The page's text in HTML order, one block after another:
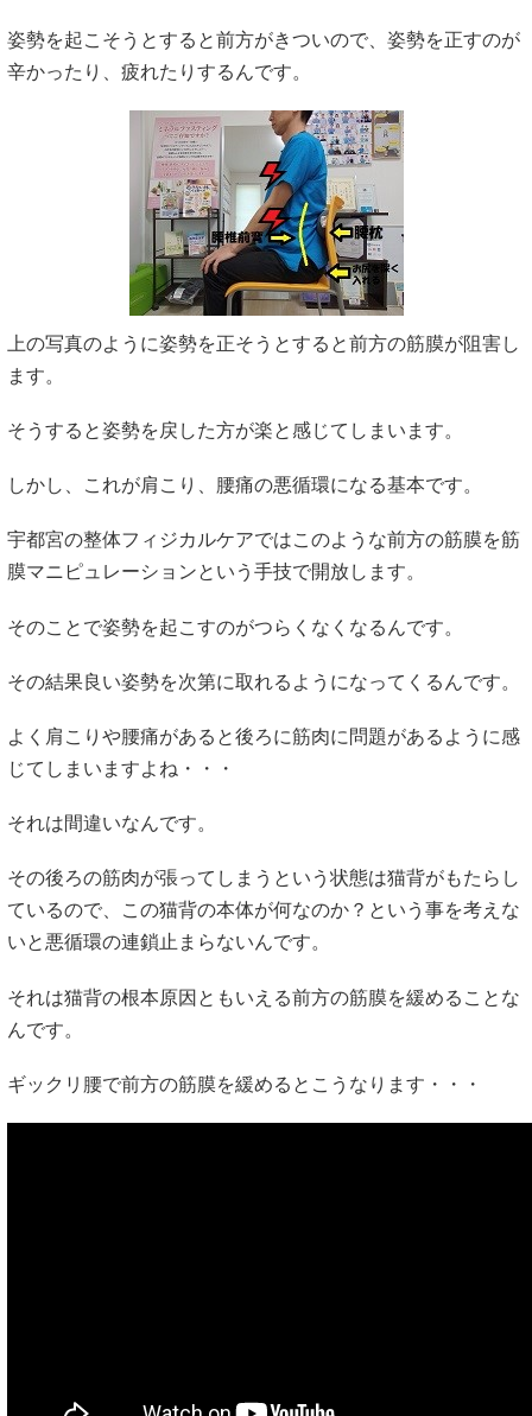
姿勢を起こそうとすると前方がきついので、姿勢を正すのが
辛かったり、疲れたりするんです。
上の写真のように姿勢を正そうとすると前方の筋膜が阻害し
ます。
そうすると姿勢を戻した方が楽と感じてしまいます。
しかし、これが肩こり、腰痛の悪循環になる基本です。
宇都宮の整体フィジカルケアではこのような前方の筋膜を筋
膜マニピュレーションという手技で開放します。
そのことで姿勢を起こすのがつらくなくなるんです。
その結果良い姿勢を次第に取れるようになってくるんです。
よく肩こりや腰痛があると後ろに筋肉に問題があるように感
じてしまいますよね・・・
それは間違いなんです。
その後ろの筋肉が張ってしまうという状態は猫背がもたらし
ているので、この猫背の本体が何なのか？という事を考えな
いと悪循環の連鎖止まらないんです。
それは猫背の根本原因ともいえる前方の筋膜を緩めることな
んです。
ギックリ腰で前方の筋膜を緩めるとこうなります・・・